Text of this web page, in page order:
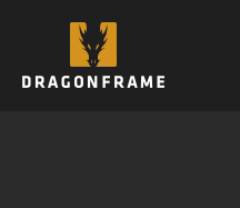
springen